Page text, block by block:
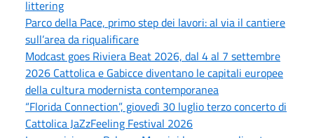
littering
Parco della Pace, primo step dei lavori: al via il cantiere
sull’area da riqualificare
Modcast goes Riviera Beat 2026, dal 4 al 7 settembre
2026 Cattolica e Gabicce diventano le capitali europee
della cultura modernista contemporanea
“Florida Connection”, giovedì 30 luglio terzo concerto di
Cattolica JaZzFeeling Festival 2026